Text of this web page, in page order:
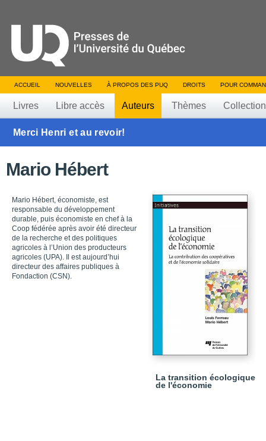
ACCUEIL NOUVELLES À PROPOS DES PUQ DROITS POUR
Livres Libre accès Auteurs Thèmes
Merci Henri et au revoir!
Mario Hébert
Mario Hébert, économiste, est
responsable du développement
durable, puis économiste en chef à la
Coop fédérée après avoir été directeur
de la recherche et des politiques
agricoles à l’Union des producteurs
agricoles (UPA). Il est aujourd’hui
directeur des affaires publiques à
Fondaction (CSN).
La transition écologique
de l'économie